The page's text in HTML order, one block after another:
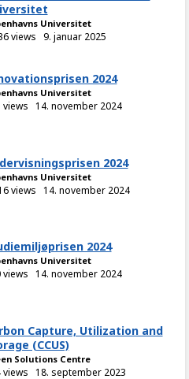
Universitet
views 9. januar 2025
2024
Universitet
views 14. november 2024
2024
Universitet
views 14. november 2024
2024
Universitet
views 14. november 2024
Capture, Utilization and
(CCUS)
Solutions Centre
views 18. september 2023